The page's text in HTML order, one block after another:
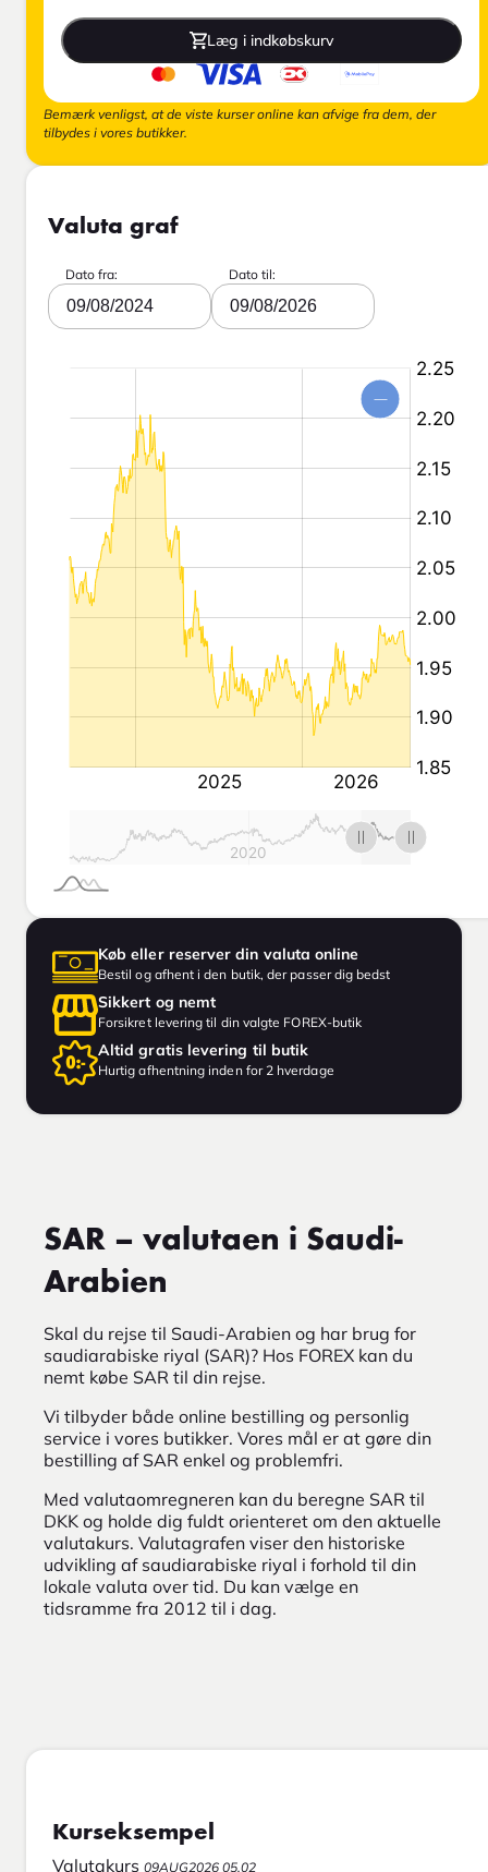
Læg i indkøbskurv
Bemærk venligst, at de viste kurser online kan afvige fra dem, der
tilbydes i vores butikker.
Valuta graf
Dato fra:
09/08/2024
Dato til:
09/08/2026
Køb eller reserver din valuta online
Bestil og afhent i den butik, der passer dig bedst
Sikkert og nemt
Forsikret levering til din valgte FOREX-butik
Altid gratis levering til butik
Hurtig afhentning inden for 2 hverdage
SAR – valutaen i Saudi-
Arabien
Skal du rejse til Saudi-Arabien og har brug for
saudiarabiske riyal (SAR)? Hos FOREX kan du
nemt købe SAR til din rejse.
Vi tilbyder både online bestilling og personlig
service i vores butikker. Vores mål er at gøre din
bestilling af SAR enkel og problemfri.
Med valutaomregneren kan du beregne SAR til
DKK og holde dig fuldt orienteret om den aktuelle
valutakurs. Valutagrafen viser den historiske
udvikling af saudiarabiske riyal i forhold til din
lokale valuta over tid. Du kan vælge en
tidsramme fra 2012 til i dag.
Kurseksempel
Valutakurs 09AUG2026 05.02